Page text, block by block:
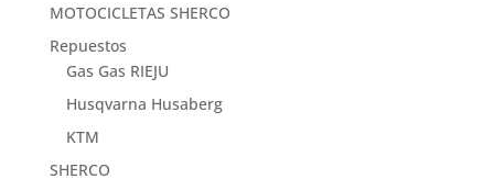
MOTOCICLETAS SHERCO
Repuestos
Gas Gas RIEJU
Husqvarna Husaberg
KTM
SHERCO